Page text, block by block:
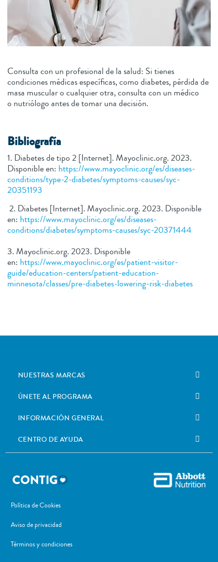
Consulta con un profesional de la salud: Si tienes
condiciones médicas específicas, como diabetes, pérdida de
masa muscular o cualquier otra, consulta con un médico
o nutriólogo antes de tomar una decisión.
Bibliografía
1. Diabetes de tipo 2 [Internet]. Mayoclinic.org. 2023.
Disponible en: https://www.mayoclinic.org/es/diseases-
conditions/type-2-diabetes/symptoms-causes/syc-
20351193
2. Diabetes [Internet]. Mayoclinic.org. 2023. Disponible
en: https://www.mayoclinic.org/es/diseases-
conditions/diabetes/symptoms-causes/syc-20371444
3. Mayoclinic.org. 2023. Disponible
en: https://www.mayoclinic.org/es/patient-visitor-
guide/education-centers/patient-education-
minnesota/classes/pre-diabetes-lowering-risk-diabetes
NUESTRAS MARCAS
ÚNETE AL PROGRAMA
INFORMACIÓN GENERAL
CENTRO DE AYUDA
Política de Cookies
Aviso de privacidad
Términos y condiciones